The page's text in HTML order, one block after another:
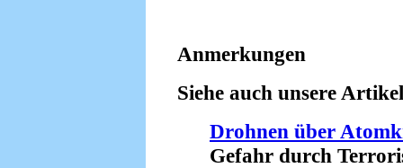
Anmerkungen
Siehe auch unsere
Drohnen über
Gefahr durch